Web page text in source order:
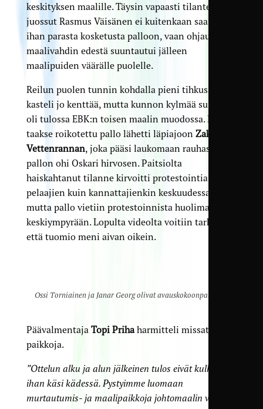
keskityksen maalille. Täysin vapaasti tilanteeseen
juossut Rasmus Väisänen ei kuitenkaan saanut
ihan parasta kosketusta palloon, vaan ohjaus
maalivahdin edestä suuntautui jälleen
maalipuiden väärälle puolelle.
Reilun puolen tunnin kohdalla pieni tihkusade
kasteli jo kenttää, mutta kunnon kylmää suihkua
oli tulossa EBK:n toisen maalin muodossa. Linjan
taakse roikotettu pallo lähetti läpiajoon Zakariya
Vettenrannan, joka pääsi laukomaan rauhassa
pallon ohi Oskari hirvosen. Paitsiolta
haiskahtanut tilanne kirvoitti protestointia niin
pelaajien kuin kannattajienkin keskuudessa,
mutta pallo vietiin protestoinnista huolimatta
keskiympyrään. Lopulta videolta voitiin tarkistaa,
että tuomio meni aivan oikein.
Ossi Torniainen ja Janar Georg olivat avauskokoonpanossa.
Päävalmentaja Topi Prihaharmitteli missattuja
paikkoja.
”Ottelun alku ja alun jälkeinen tulos eivät kulkeneet
ihan käsi kädessä. Pystyimme luomaan
murtautumis- ja maalipaikkoja johtomaalin verran,